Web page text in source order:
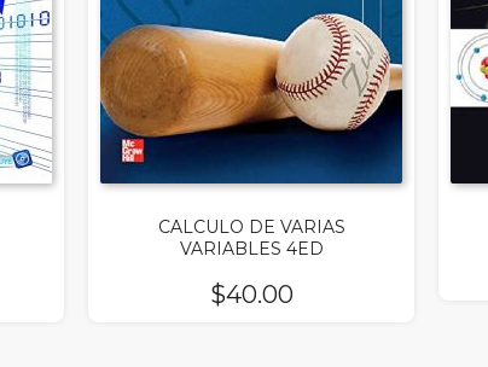
CALCULO DE VARIAS
VARIABLES 4ED
$40.00